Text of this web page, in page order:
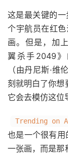
这是最关键的
个宇航员在红
画。但是，加上
翼杀手2049
（由丹尼斯·
刻就明白了你想
它会去模仿这位
Trending on
也是一个很有用
一张画，而是那